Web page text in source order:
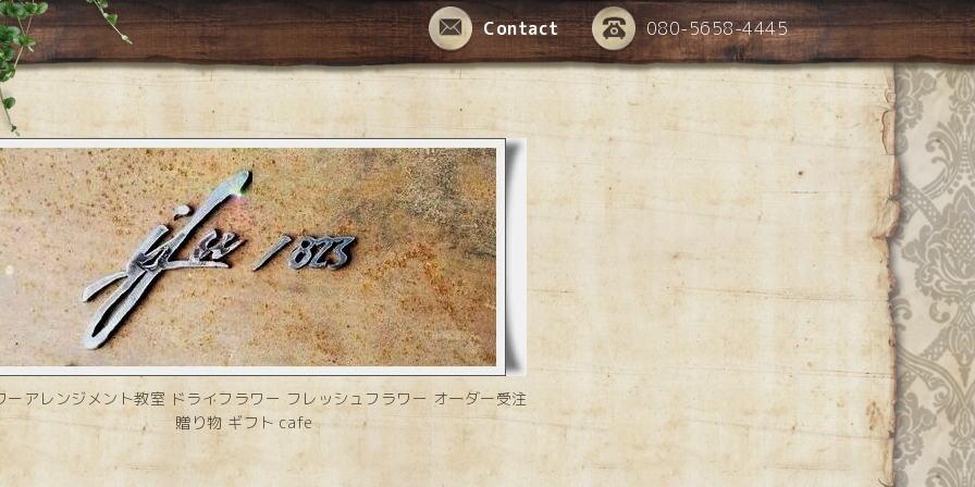
080-5658-4445
Contact
ーアレンジメント教室 ドライフラワー フレッシュフラワー オーダー受注
贈り物 ギフト cafe